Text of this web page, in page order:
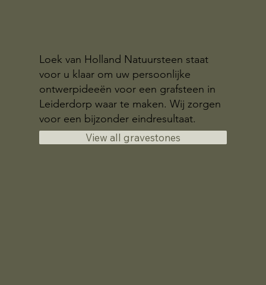
Loek van Holland Natuursteen staat
voor u klaar om uw persoonlijke
ontwerpideeën voor een grafsteen in
Leiderdorp waar te maken. Wij zorgen
voor een bijzonder eindresultaat.
View all gravestones